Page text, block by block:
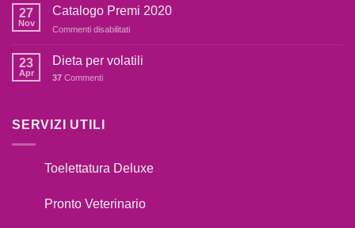
botti,cosa
FARE
CANE
27
Nov
Catalogo Premi 2020
Commenti disabilitati
Premi
23
Apr
Dieta per volatili
37 Commenti
SERVIZI UTILI
Toelettatura Deluxe
Pronto Veterinario